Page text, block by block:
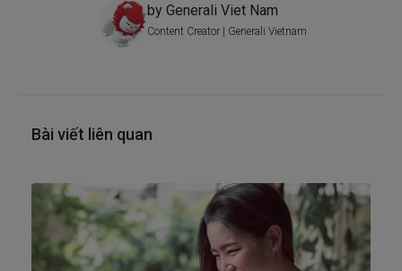
by Generali Viet Nam
Content Creator | Generali Vietnam
Bài viết liên quan